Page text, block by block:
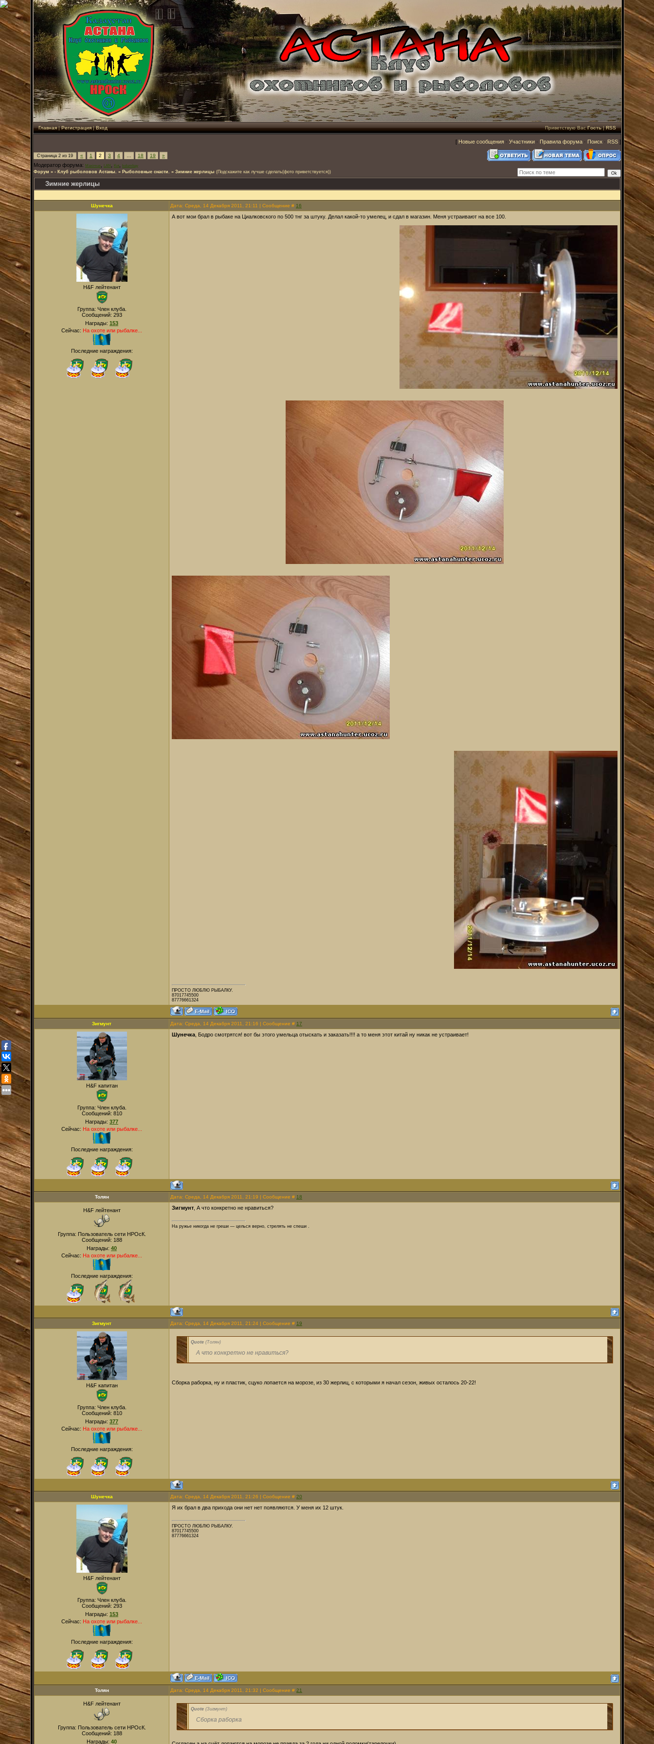
Главная|Регистрация|Вход Приветствую Вас Гость|RSS
[ Новые сообщения · Участники · Правила форума · Поиск · RSS ]
Страница 2 из 19 « 1 2 3 4 18 19 »
Модератор форума: Maximus LAN Kot kolumbay
Форум » - Клуб рыболовов Астаны. » Рыболовные снасти. » Зимние жерлицы (Подскажите как лучше сделать(фото приветствуется))
Зимние жерлицы
Шунечка Дата: Среда, 14 Декабря 2011, 21:11 | Сообщение # 16
H&F лейтенант
Группа: Член клуба.
Сообщений: 293
Награды: 153
Сейчас: На охоте или рыбалке...
Последние награждения:
А вот мои брал в рыбаке на Циалковского по 500 тнг за штуку. Делал какой-то умелец, и сдал в магазин. Меня устраивают на все 100.
ПРОСТО ЛЮБЛЮ РЫБАЛКУ.
87017745500
87776661324
Зигмунт Дата: Среда, 14 Декабря 2011, 21:16 | Сообщение # 17
H&F капитан
Группа: Член клуба.
Сообщений: 810
Награды: 377
Сейчас: На охоте или рыбалке...
Последние награждения:
Шунечка , Бодро смотрятся! вот бы этого умельца отыскать и заказать!!!! а то меня этот китай ну никак не устраивает!
Толян Дата: Среда, 14 Декабря 2011, 21:19 | Сообщение # 18
H&F лейтенант
Группа: Пользователь сети НРОсК.
Сообщений: 188
Награды: 40
Сейчас: На охоте или рыбалке...
Последние награждения:
Зигмунт , А что конкретно не нравиться?
На ружье никогда не греши — целься верно, стрелять не спеши .
Зигмунт Дата: Среда, 14 Декабря 2011, 21:24 | Сообщение # 19
H&F капитан
Группа: Член клуба.
Сообщений: 810
Награды: 377
Сейчас: На охоте или рыбалке...
Последние награждения:
Quote (Толян)
А что конкретно не нравиться?
Сборка раборка, ну и пластик, сцуко лопается на морозе, из 30 жерлиц, с которыми я начал сезон, живых осталось 20-22!
Шунечка Дата: Среда, 14 Декабря 2011, 21:26 | Сообщение # 20
H&F лейтенант
Группа: Член клуба.
Сообщений: 293
Награды: 153
Сейчас: На охоте или рыбалке...
Последние награждения:
Я их брал в два прихода они нет нет появляются. У меня их 12 штук.
ПРОСТО ЛЮБЛЮ РЫБАЛКУ.
87017745500
87776661324
Толян Дата: Среда, 14 Декабря 2011, 21:32 | Сообщение # 21
H&F лейтенант
Группа: Пользователь сети НРОсК.
Сообщений: 188
Награды: 40
Quote (Зигмунт )
Сборка раборка